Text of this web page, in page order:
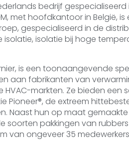
bedrijf
met hoofdkantoor in België, is
gespecialiseerd in de
isolatie bij hoge
is een toonaangevende
aan fabrikanten van
HVAC-markten. Ze bieden
de extreem
Naast hun op maat
pakkingen van
van ongeveer 35